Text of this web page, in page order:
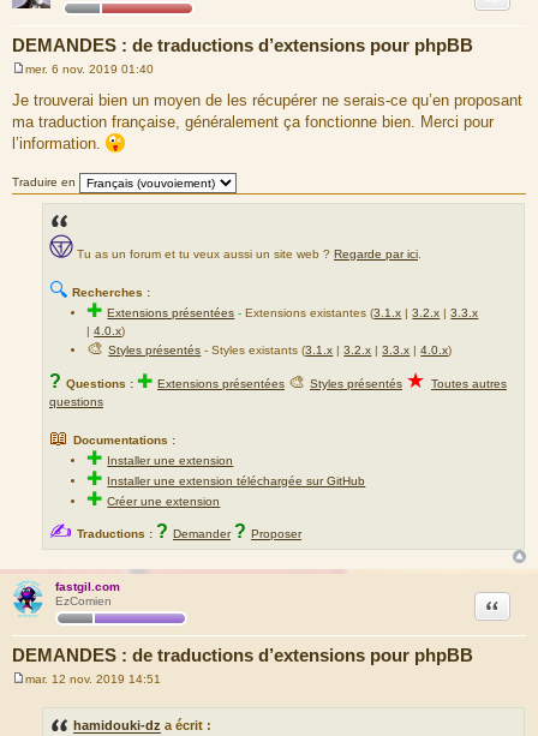
e
DEMANDES : de traductions d’extensions pour phpBB
s
s
g
mer. 6 nov. 2019 01:40
Je trouverai bien un moyen de les récupérer ne serais-ce qu’en proposant
ma traduction française, généralement ça fonctionne bien. Merci pour
l’information.
Traduire en
Tu as un forum et tu veux aussi un site web ? Regarde par ici
🔍 Recherches :
✚Extensions présentées -Extensions existantes (3.1.x |3.2.x |3.3.x
|4.0.x)
🎨Styles présentés - Styles existants (3.1.x |3.2.x |3.3.x |4.0.x)
? Questions : ✚ Extensions présentées 🎨 Styles présentés ★ Toutes autres
questions
📖 Documentations :
✚ Installer une extension
✚ Installer une extension téléchargée sur GitHub
✚Créer une extension
✍ Traductions : ? Demander ? Proposer
fastgil.com
EzComien
DEMANDES : de traductions d’extensions pour phpBB
Citation
mar. 12 nov. 2019 14:51
hamidouki-dz a écrit :